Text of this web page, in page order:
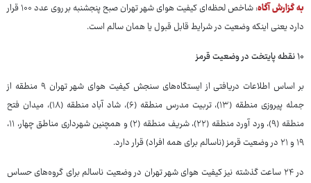
به گزارش آگاه
: شاخص لحظه‌ای کیفیت هوای شهر تهران صبح پنجشنبه بر روی عدد ۱۰۰ قرار
دارد یعنی اینکه وضعیت در شرایط قابل قبول یا همان سالم است.
۱۰ نقطه پایتخت در وضعیت قرمز
بر اساس اطلاعات دریافتی از ایستگاه‌های سنجش کیفیت هوای شهر تهران ۹ منطقه از
جمله پیروزی منطقه (۱۳)، تربیت مدرس منطقه (۶)، شاد آباد منطقه (۱۸)، میدان فتح
منطقه (۹)، ورد آورد منطقه (۲۲)، شریف منطقه (۲) و همچنین شهرداری مناطق چهار، ۱۱،
۱۹ و ۲۱ در وضعیت قرمز (ناسالم برای همه افراد) قرار دارد.
در ۲۴ ساعت گذشته نیز کیفیت هوای شهر تهران در وضعیت ناسالم برای گروه‌های حساس